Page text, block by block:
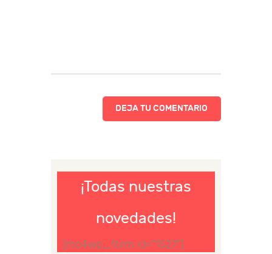
¡Todas nuestras
novedades!
[mc4wp_form id="1527"]